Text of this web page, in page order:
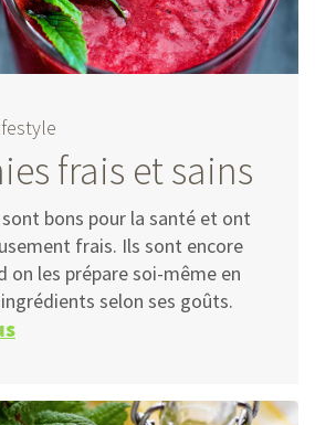
frais et sains
bons pour la santé et ont
frais. Ils sont encore
on les prépare soi-même en
selon ses goûts.